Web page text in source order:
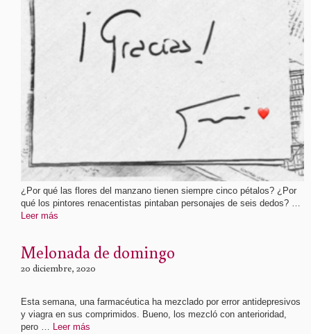
¿Por qué las flores del manzano tienen siempre cinco pétalos? ¿Por
qué los pintores renacentistas pintaban personajes de seis dedos? …
Leer más
Melonada de domingo
20 diciembre, 2020
Esta semana, una farmacéutica ha mezclado por error antidepresivos
y viagra en sus comprimidos. Bueno, los mezcló con anterioridad,
pero … Leer más